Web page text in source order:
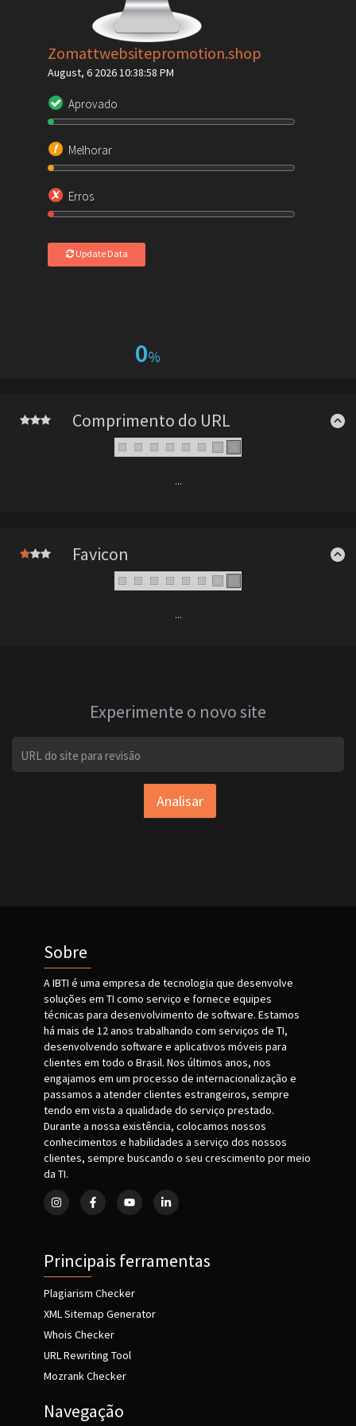
Zomattwebsitepromotion.shop
August, 6 2026 10:38:58 PM
Aprovado
Melhorar
Erros
Update Data
0%
Comprimento do URL
...
Favicon
...
Experimente o novo site
Analisar
Sobre
A IBTI é uma empresa de tecnologia que desenvolve
soluções em TI como serviço e fornece equipes
técnicas para desenvolvimento de software. Estamos
há mais de 12 anos trabalhando com serviços de TI,
desenvolvendo software e aplicativos móveis para
clientes em todo o Brasil. Nos últimos anos, nos
engajamos em um processo de internacionalização e
passamos a atender clientes estrangeiros, sempre
tendo em vista a qualidade do serviço prestado.
Durante a nossa existência, colocamos nossos
conhecimentos e habilidades a serviço dos nossos
clientes, sempre buscando o seu crescimento por meio
da TI.
Principais ferramentas
Plagiarism Checker
XML Sitemap Generator
Whois Checker
URL Rewriting Tool
Mozrank Checker
Navegação